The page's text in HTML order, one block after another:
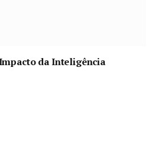
da Inteligência